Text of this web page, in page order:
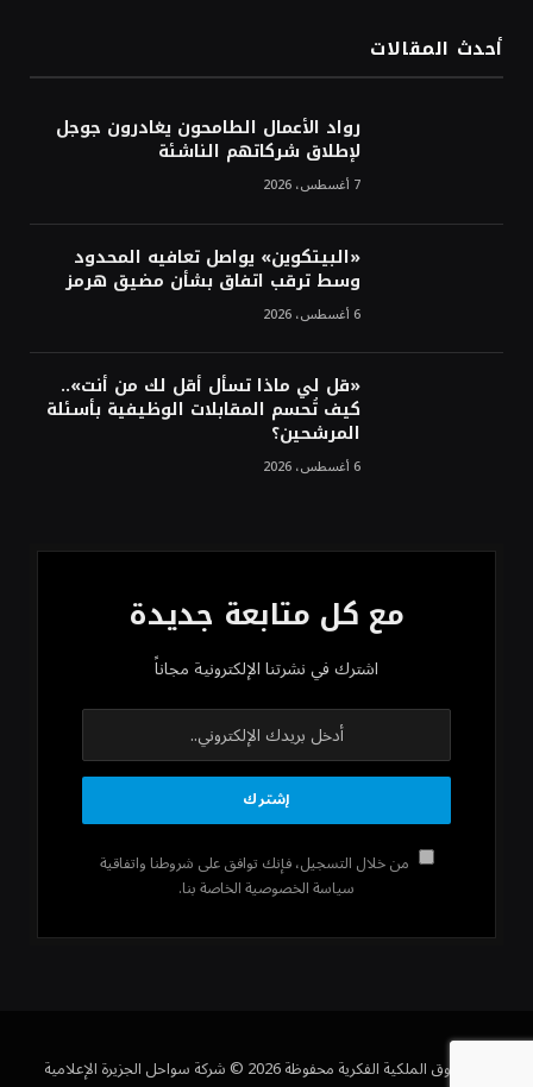
ترقب تطورات الوساطة بشأن الحرب
أحدث المقالات
رواد الأعمال الطامحون يغادرون جوجل
لإطلاق شركاتهم الناشئة
7 أغسطس، 2026
«البيتكوين» يواصل تعافيه المحدود
وسط ترقب اتفاق بشأن مضيق هرمز
6 أغسطس، 2026
«قل لي ماذا تسأل أقل لك من أنت»..
كيف تُحسم المقابلات الوظيفية بأسئلة
المرشحين؟
6 أغسطس، 2026
مع كل متابعة جديدة
اشترك في نشرتنا الإلكترونية مجاناً
من خلال التسجيل، فإنك توافق على شروطنا واتفاقية
سياسة الخصوصية الخاصة بنا.
كل حقوق الملكية الفكرية محفوظة 2026 © شركة سواحل الجزيرة الإعلامية